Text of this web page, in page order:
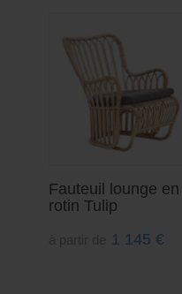
Fauteuil lounge en
rotin Tulip
1 145 €